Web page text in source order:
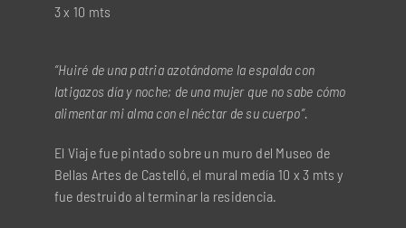
3 x 10 mts
“Huiré de una patria azotándome la espalda con
latigazos día y noche; de una mujer que no sabe cómo
alimentar mi alma con el néctar de su cuerpo”.
El Viaje fue pintado sobre un muro del Museo de
Bellas Artes de Castelló, el mural medía 10 x 3 mts y
fue destruido al terminar la residencia.